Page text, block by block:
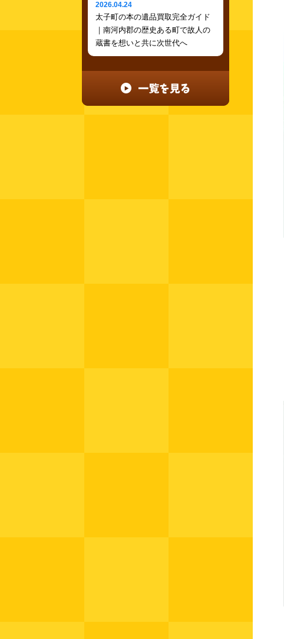
2026.04.24
太子町の本の遺品買取完全ガイド
｜南河内郡の歴史ある町で故人の
蔵書を想いと共に次世代へ